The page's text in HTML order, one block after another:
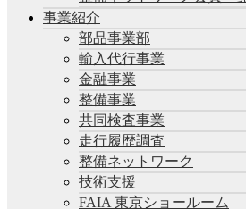
事業紹介
部品事業部
輸入代行事業
金融事業
整備事業
共同検査事業
走行履歴調査
整備ネットワーク
技術支援
FAIA 東京ショールーム